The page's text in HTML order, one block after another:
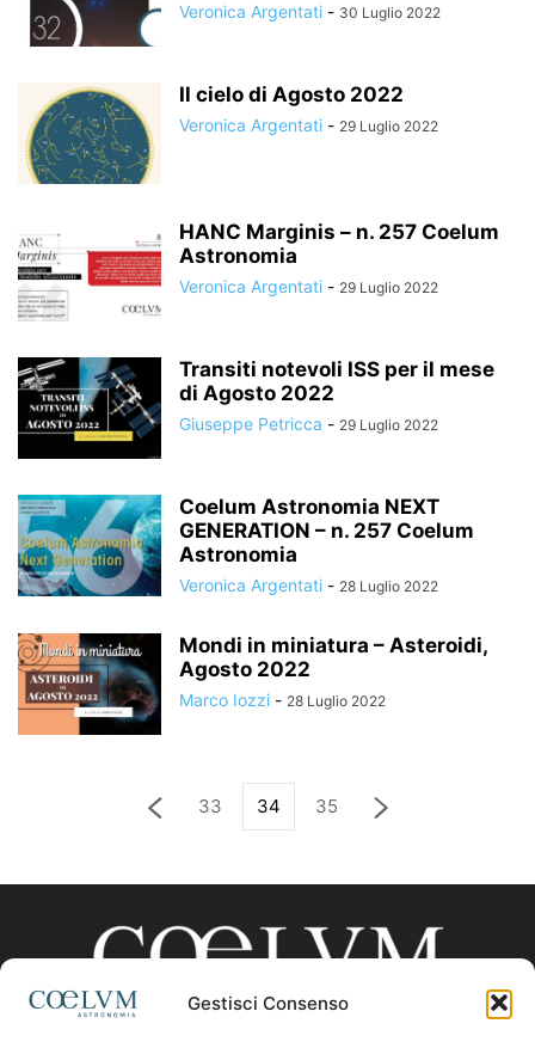
Gestisci Consenso
Veronica Argentati - 30 Luglio 2022
Il cielo di Agosto 2022
Veronica Argentati - 29 Luglio 2022
HANC Marginis – n. 257 Coelum
Astronomia
Veronica Argentati - 29 Luglio 2022
Transiti notevoli ISS per il mese
di Agosto 2022
Giuseppe Petricca - 29 Luglio 2022
Coelum Astronomia NEXT
GENERATION – n. 257 Coelum
Astronomia
Veronica Argentati - 28 Luglio 2022
Mondi in miniatura – Asteroidi,
Agosto 2022
Marco Iozzi - 28 Luglio 2022
33 34 35